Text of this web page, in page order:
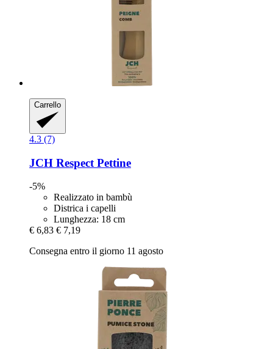
Carrello
4.3 (7)
JCH Respect Pettine
-5%
Realizzato in bambù
Districa i capelli
Lunghezza: 18 cm
€ 6,83 € 7,19
Consegna entro il giorno 11 agosto